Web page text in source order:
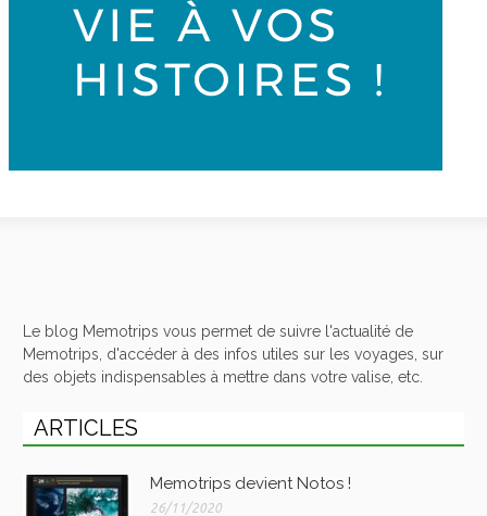
Le blog Memotrips vous permet de suivre l'actualité de
Memotrips, d'accéder à des infos utiles sur les voyages, sur
des objets indispensables à mettre dans votre valise, etc.
ARTICLES
Memotrips devient Notos !
26/11/2020